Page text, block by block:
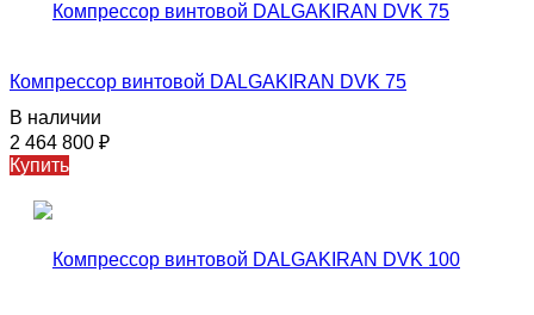
Компрессор винтовой DALGAKIRAN DVK 75
В наличии
2 464 800 ₽
Купить